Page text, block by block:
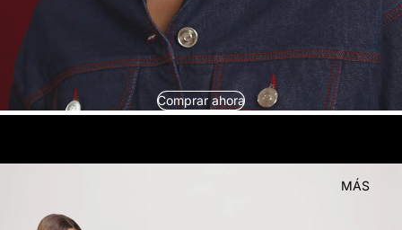
MÁS
Comprar ahora